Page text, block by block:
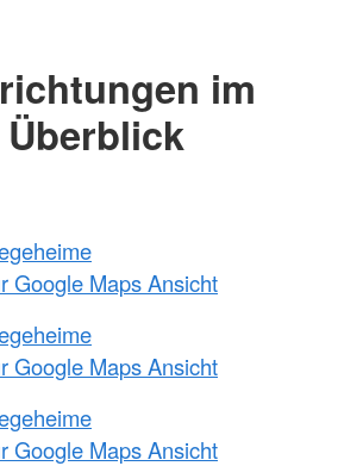
im
Überblick
Google Maps Ansicht
Google Maps Ansicht
Google Maps Ansicht